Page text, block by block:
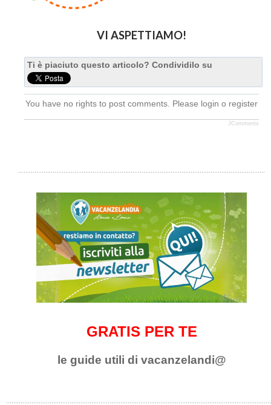
VI ASPETTIAMO!
Ti è piaciuto questo articolo? Condividilo su
You have no rights to post comments. Please login o register
JComments
GRATIS PER TE
le guide utili di vacanzelandi@